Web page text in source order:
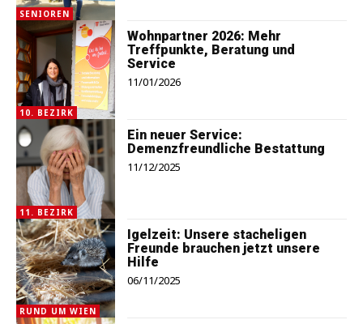
SENIOREN
10. BEZIRK
Wohnpartner 2026: Mehr
Treffpunkte, Beratung und
Service
11/01/2026
11. BEZIRK
Ein neuer Service:
Demenzfreundliche Bestattung
11/12/2025
RUND UM WIEN
Igelzeit: Unsere stacheligen
Freunde brauchen jetzt unsere
Hilfe
06/11/2025